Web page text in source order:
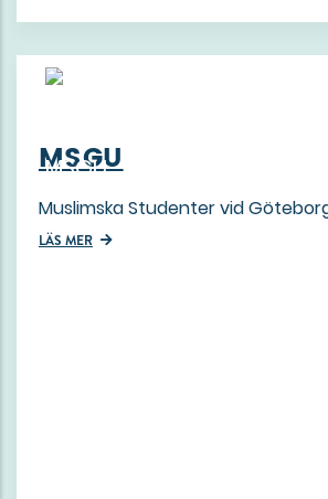
MSGU
Muslimska Studenter vid
LÄS MER